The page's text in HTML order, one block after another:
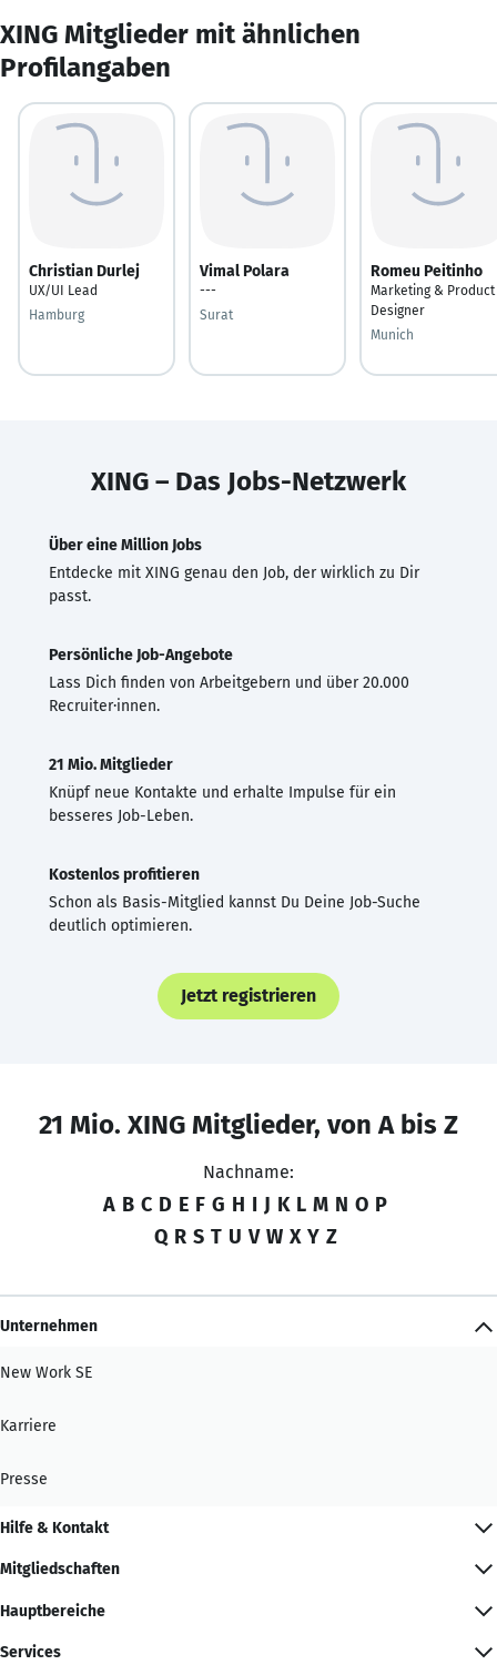
XING Mitglieder mit ähnlichen
Profilangaben
Christian Durlej
UX/UI Lead
Hamburg
Vimal Polara
---
Surat
Romeu Peitinho
Marketing & Product
Designer
Munich
XING – Das Jobs-Netzwerk
Über eine Million Jobs
Entdecke mit XING genau den Job, der wirklich zu Dir
passt.
Persönliche Job-Angebote
Lass Dich finden von Arbeitgebern und über 20.000
Recruiter·innen.
21 Mio. Mitglieder
Knüpf neue Kontakte und erhalte Impulse für ein
besseres Job-Leben.
Kostenlos profitieren
Schon als Basis-Mitglied kannst Du Deine Job-Suche
deutlich optimieren.
Jetzt registrieren
21 Mio. XING Mitglieder, von A bis Z
Nachname:
A B C D E F G H I J K L M N O P
Q R S T U V W X Y Z
Unternehmen
New Work SE
Karriere
Presse
Hilfe & Kontakt
Mitgliedschaften
Hauptbereiche
Services